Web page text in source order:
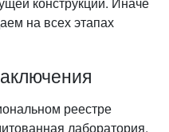
на всех этапах
реестре
лаборатория.